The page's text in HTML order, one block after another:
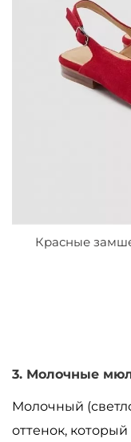
Красные
3. Молочные
Молочный
оттенок,